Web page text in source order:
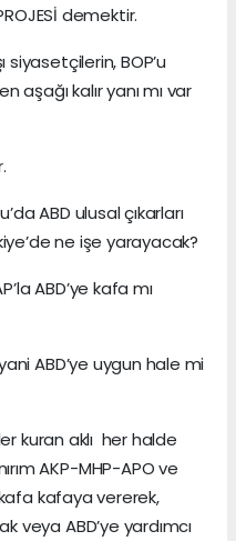
demektir.
siyasetçilerin, BOP’u
aşağı kalır yanı mı var
ABD ulusal çıkarları
ne işe yarayacak?
ABD’ye kafa mı
yani ABD’ye uygun hale mi
kuran aklı her halde
AKP-MHP-APO ve
kafaya vererek,
veya ABD’ye yardımcı